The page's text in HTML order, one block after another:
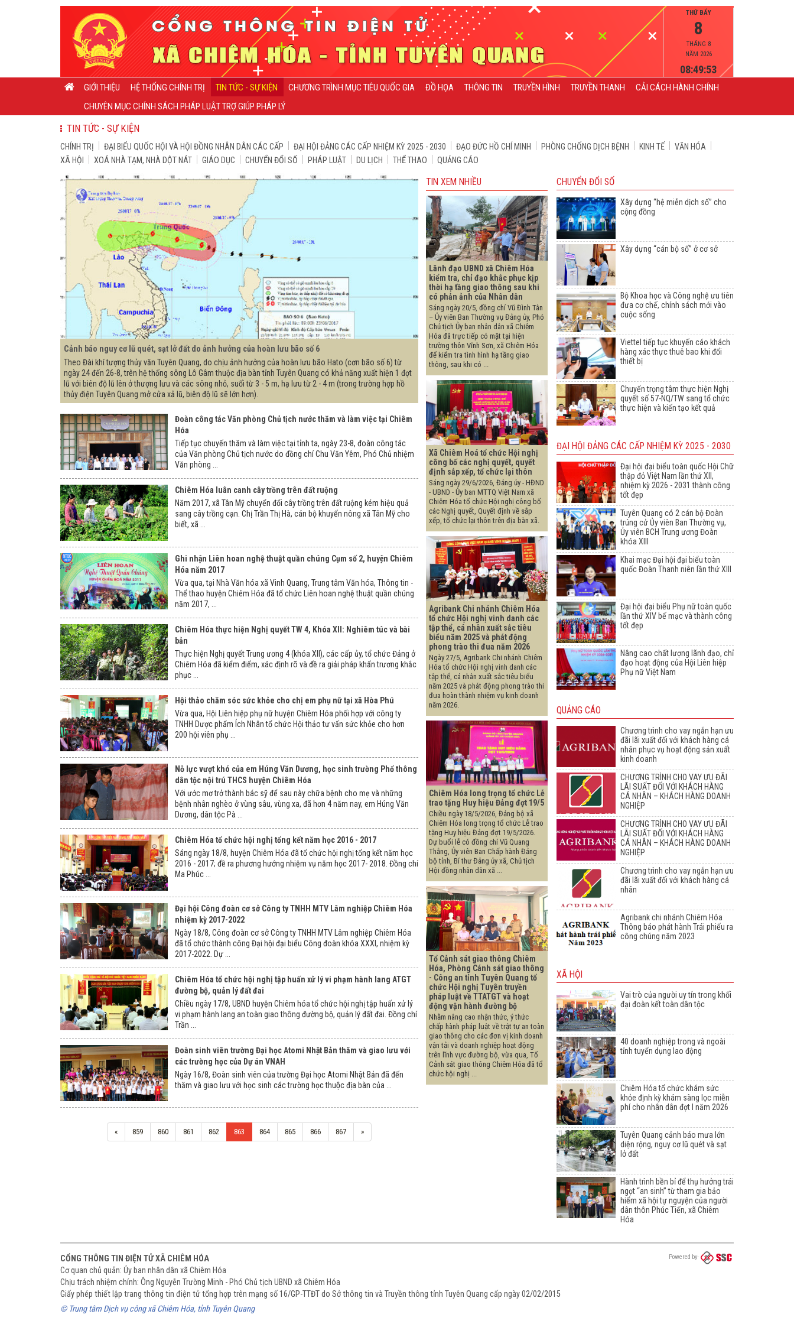
THỨ BẨY
8
THÁNG 8
NĂM 2026
08:49:54
GIỚI THIỆU HỆ THỐNG CHÍNH TRỊ TIN TỨC - SỰ KIỆN CHƯƠNG TRÌNH MỤC TIÊU QUỐC GIA ĐỒ HỌA THÔNG TIN TRUYỀN HÌNH TRUYỀN THANH
CẢI CÁCH HÀNH CHÍNH
CHUYÊN MỤC CHÍNH SÁCH PHÁP LUẬT TRỢ GIÚP PHÁP LÝ
TIN TỨC - SỰ KIỆN
CHÍNH TRỊ ĐẠI BIỂU QUỐC HỘI VÀ HỘI ĐỒNG NHÂN DÂN CÁC CẤP ĐẠI HỘI ĐẢNG CÁC CẤP NHIỆM KỲ 2025 - 2030 ĐẠO ĐỨC HỒ CHÍ MINH PHÒNG CHỐNG DỊCH BỆNH KINH TẾ
VĂN HÓA
XÃ HỘI
XOÁ NHÀ TẠM, NHÀ DỘT NÁT GIÁO DỤC CHUYỂN ĐỔI SỐ PHÁP LUẬT DU LỊCH THỂ THAO QUẢNG CÁO
Cảnh báo nguy cơ lũ quét, sạt lở đất do ảnh hưởng của hoàn lưu bão số 6
Theo Đài khí tượng thủy văn Tuyên Quang, do chịu ảnh hưởng của hoàn lưu bão Hato (cơn bão số 6) từ
ngày 24 đến 26-8, trên hệ thống sông Lô Gâm thuộc địa bàn tỉnh Tuyên Quang có khả năng xuất hiện 1 đợt
lũ với biên độ lũ lên ở thượng lưu và các sông nhỏ, suối từ 3 - 5 m, hạ lưu từ 2 - 4 m (trong trường hợp hồ
thủy điện Tuyên Quang mở cửa xả lũ, biên độ lũ sẽ lớn hơn).
Đoàn công tác Văn phòng Chủ tịch nước thăm và làm việc tại Chiêm
Hóa
Tiếp tục chuyến thăm và làm việc tại tỉnh ta, ngày 23-8, đoàn công tác
của Văn phòng Chủ tịch nước do đồng chí Chu Văn Yêm, Phó Chủ nhiệm
Văn phòng ...
Chiêm Hóa luân canh cây trồng trên đất ruộng
Năm 2017, xã Tân Mỹ chuyển đổi cây trồng trên đất ruộng kém hiệu quả
sang cây trồng cạn. Chị Trần Thị Hà, cán bộ khuyến nông xã Tân Mỹ cho
biết, xã ...
Ghi nhận Liên hoan nghệ thuật quần chúng Cụm số 2, huyện Chiêm
Hóa năm 2017
Vừa qua, tại Nhà Văn hóa xã Vinh Quang, Trung tâm Văn hóa, Thông tin -
Thể thao huyện Chiêm Hóa đã tổ chức Liên hoan nghệ thuật quần chúng
năm 2017, ...
Chiêm Hóa thực hiện Nghị quyết TW 4, Khóa XII: Nghiêm túc và bài
bản
Thực hiện Nghị quyết Trung ương 4 (khóa XII), các cấp ủy, tổ chức Đảng ở
Chiêm Hóa đã kiểm điểm, xác định rõ và đề ra giải pháp khẩn trương khắc
phục ...
Hội thảo chăm sóc sức khỏe cho chị em phụ nữ tại xã Hòa Phú
Vừa qua, Hội Liên hiệp phụ nữ huyện Chiêm Hóa phối hợp với công ty
TNHH Dược phẩm Ích Nhân tổ chức Hội thảo tư vấn sức khỏe cho hơn
200 hội viên phụ ...
Nỗ lực vượt khó của em Húng Văn Dương, học sinh trường Phổ thông
dân tộc nội trú THCS huyện Chiêm Hóa
Với ước mơ trở thành bác sỹ để sau này chữa bệnh cho mẹ và những
bệnh nhân nghèo ở vùng sâu, vùng xa, đã hơn 4 năm nay, em Húng Văn
Dương, dân tộc Pà ...
Chiêm Hóa tổ chức hội nghị tổng kết năm học 2016 - 2017
Sáng ngày 18/8, huyện Chiêm Hóa đã tổ chức hội nghị tổng kết năm học
2016 - 2017; đề ra phương hướng nhiệm vụ năm học 2017- 2018. Đồng chí
Ma Phúc ...
Đại hội Công đoàn cơ sở Công ty TNHH MTV Lâm nghiệp Chiêm Hóa
nhiệm kỳ 2017-2022
Ngày 18/8, Công đoàn cơ sở Công ty TNHH MTV Lâm nghiệp Chiêm Hóa
đã tổ chức thành công Đại hội đại biểu Công đoàn khóa XXXI, nhiệm kỳ
2017-2022. Dự ...
Chiêm Hóa tổ chức hội nghị tập huấn xử lý vi phạm hành lang ATGT
đường bộ, quản lý đất đai
Chiều ngày 17/8, UBND huyện Chiêm hóa tổ chức hội nghị tập huấn xử lý
vi phạm hành lang an toàn giao thông đường bộ, quản lý đất đai. Đồng chí
Trần ...
Đoàn sinh viên trường Đại học Atomi Nhật Bản thăm và giao lưu với
các trường học của Dự án VNAH
Ngày 16/8, Đoàn sinh viên của trường Đại học Atomi Nhật Bản đã đến
thăm và giao lưu với học sinh các trường học thuộc địa bàn của ...
« 859 860 861 862 863 864 865 866 867 »
TIN XEM NHIỀU
Lãnh đạo UBND xã Chiêm Hóa
kiểm tra, chỉ đạo khắc phục kịp
thời hạ tầng giao thông sau khi
có phản ảnh của Nhân dân
Sáng ngày 20/5, đồng chí Vũ Đình Tân
– Ủy viên Ban Thường vụ Đảng ủy, Phó
Chủ tịch Ủy ban nhân dân xã Chiêm
Hóa đã trực tiếp có mặt tại hiện
trường thôn Vĩnh Sơn, xã Chiêm Hóa
để kiểm tra tình hình hạ tầng giao
thông, sau khi có ...
Xã Chiêm Hoá tổ chức Hội nghị
công bố các nghị quyết, quyết
định sắp xếp, tổ chức lại thôn
Sáng ngày 29/6/2026, Đảng ủy - HĐND
- UBND - Ủy ban MTTQ Việt Nam xã
Chiêm Hóa tổ chức Hội nghị công bố
các Nghị quyết, Quyết định về sắp
xếp, tổ chức lại thôn trên địa bàn xã.
Agribank Chi nhánh Chiêm Hóa
tổ chức Hội nghị vinh danh các
tập thể, cá nhân xuất sắc tiêu
biểu năm 2025 và phát động
phong trào thi đua năm 2026
Ngày 27/5, Agribank Chi nhánh Chiêm
Hóa tổ chức Hội nghị vinh danh các
tập thể, cá nhân xuất sắc tiêu biểu
năm 2025 và phát động phong trào thi
đua hoàn thành nhiệm vụ kinh doanh
năm 2026.
Chiêm Hóa long trọng tổ chức Lễ
trao tặng Huy hiệu Đảng đợt 19/5
Chiều ngày 18/5/2026, Đảng bộ xã
Chiêm Hóa long trọng tổ chức Lễ trao
tặng Huy hiệu Đảng đợt 19/5/2026.
Dự buổi lễ có đồng chí Vũ Quang
Thắng, Ủy viên Ban Chấp hành Đảng
bộ tỉnh, Bí thư Đảng ủy xã, Chủ tịch
Hội đồng nhân dân xã ...
Tổ Cảnh sát giao thông Chiêm
Hóa, Phòng Cánh sát giao thông
- Công an tỉnh Tuyên Quang tổ
chức Hội nghị Tuyên truyền
pháp luật về TTATGT và hoạt
động vận hành đường bộ
Nhằm nâng cao nhận thức, ý thức
chấp hành pháp luật về trật tự an toàn
giao thông cho các đơn vị kinh doanh
vận tải và doanh nghiệp hoạt động
trên lĩnh vực đường bộ, vừa qua, Tổ
Cảnh sát giao thông Chiêm Hóa đã tổ
chức hội nghị ...
CHUYỂN ĐỔI SỐ
Xây dựng “hệ miễn dịch số” cho
cộng đồng
Xây dựng “cán bộ số” ở cơ sở
Bộ Khoa học và Công nghệ ưu tiên
đưa cơ chế, chính sách mới vào
cuộc sống
Viettel tiếp tục khuyến cáo khách
hàng xác thực thuê bao khi đổi
thiết bị
Chuyển trọng tâm thực hiện Nghị
quyết số 57-NQ/TW sang tổ chức
thực hiện và kiến tạo kết quả
ĐẠI HỘI ĐẢNG CÁC CẤP NHIỆM KỲ 2025 - 2030
Đại hội đại biểu toàn quốc Hội Chữ
thập đỏ Việt Nam lần thứ XII,
nhiệm kỳ 2026 - 2031 thành công
tốt đẹp
Tuyên Quang có 2 cán bộ Đoàn
trúng cử Ủy viên Ban Thường vụ,
Ủy viên BCH Trung ương Đoàn
khóa XIII
Khai mạc Đại hội đại biểu toàn
quốc Đoàn Thanh niên lần thứ XIII
Đại hội đại biểu Phụ nữ toàn quốc
lần thứ XIV bế mạc và thành công
tốt đẹp
Nâng cao chất lượng lãnh đạo, chỉ
đạo hoạt động của Hội Liên hiệp
Phụ nữ Việt Nam
QUẢNG CÁO
Chương trình cho vay ngắn hạn ưu
đãi lãi xuất đối với khách hàng cá
nhân phục vụ hoạt động sản xuất
kinh doanh
CHƯƠNG TRÌNH CHO VAY ƯU ĐÃI
LÃI SUẤT ĐỐI VỚI KHÁCH HÀNG
CÁ NHÂN – KHÁCH HÀNG DOANH
NGHIỆP
CHƯƠNG TRÌNH CHO VAY ƯU ĐÃI
LÃI SUẤT ĐỐI VỚI KHÁCH HÀNG
CÁ NHÂN – KHÁCH HÀNG DOANH
NGHIỆP
Chương trình cho vay ngắn hạn ưu
đãi lãi xuất đối với khách hàng cá
nhân
Agribank chi nhánh Chiêm Hóa
Thông báo phát hành Trái phiếu ra
công chúng năm 2023
XÃ HỘI
Vai trò của người uy tín trong khối
đại đoàn kết toàn dân tộc
40 doanh nghiệp trong và ngoài
tỉnh tuyển dụng lao động
Chiêm Hóa tổ chức khám sức
khỏe định kỳ khám sàng lọc miễn
phí cho nhân dân đợt I năm 2026
Tuyên Quang cảnh báo mưa lớn
diện rộng, nguy cơ lũ quét và sạt
lở đất
Hành trình bền bỉ để thụ hưởng trái
ngọt “an sinh” từ tham gia bảo
hiểm xã hội tự nguyện của người
dân thôn Phúc Tiến, xã Chiêm
Hóa
Powered by
CỔNG THÔNG TIN ĐIỆN TỬ XÃ CHIÊM HÓA
Cơ quan chủ quản: Ủy ban nhân dân xã Chiêm Hóa
Chịu trách nhiệm chính: Ông Nguyễn Trường Minh - Phó Chủ tịch UBND xã Chiêm Hóa
Giấy phép thiết lập trang thông tin điện tử tổng hợp trên mạng số 16/GP-TTĐT do Sở thông tin và Truyền thông tỉnh Tuyên Quang cấp ngày 02/02/2015
© Trung tâm Dịch vụ công xã Chiêm Hóa, tỉnh Tuyên Quang